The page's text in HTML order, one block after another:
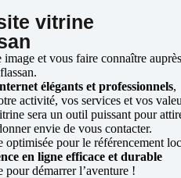
vitrine
et vous faire connaître
élégants et professionnels,
activité, vos services et vos
sera un outil puissant pour
envie de vous contacter.
optimisée pour le référencement
en ligne efficace et durable
pour démarrer l’aventure !